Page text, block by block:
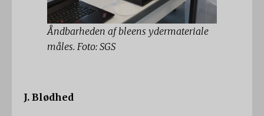
Åndbarheden af ​​bleens ydermateriale
måles. Foto: SGS
J. Blødhed